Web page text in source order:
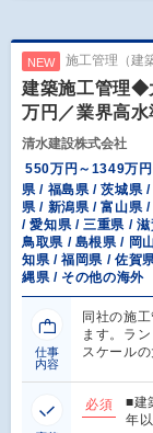
NEW 施工管理（建築
建築施工管理◆
万円／業界高
清水建設株式会社
550万円～1349万円
県 / 福島県 / 茨城県
県 / 新潟県 / 富山県
/ 愛知県 / 三重県 /
鳥取県 / 島根県 / 岡
知県 / 福岡県 / 佐賀
縄県 / その他の海外
仕事
内容
同社の施
ます。ラ
スケール
必須
■建
年